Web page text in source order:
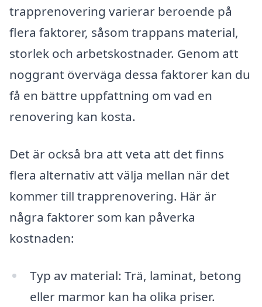
trapprenovering varierar beroende på
flera faktorer, såsom trappans material,
storlek och arbetskostnader. Genom att
noggrant överväga dessa faktorer kan du
få en bättre uppfattning om vad en
renovering kan kosta.
Det är också bra att veta att det finns
flera alternativ att välja mellan när det
kommer till trapprenovering. Här är
några faktorer som kan påverka
kostnaden:
Typ av material: Trä, laminat, betong
eller marmor kan ha olika priser.